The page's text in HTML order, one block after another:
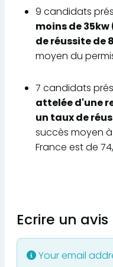
9 candidats
moins de
de réussite de
moyen du
7 candidats
attelée d'une
un taux de
succès moyen à
France est de
Ecrire un avis
Your email